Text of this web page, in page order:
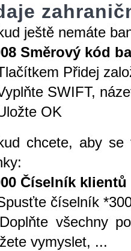
ještě nemáte
Směrový kód
Přidej
SWIFT,
OK
chcete, aby se
Číselník klientů
číselník
všechny
vymyslet, ...